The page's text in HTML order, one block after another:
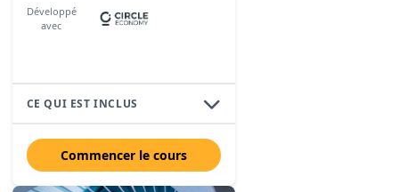
Développé
avec
CE QUI EST INCLUS
Commencer le cours